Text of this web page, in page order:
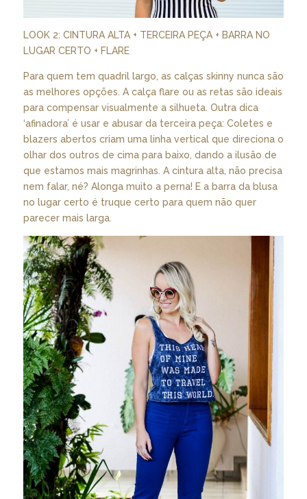
LOOK 2: CINTURA ALTA + TERCEIRA PEÇA + BARRA NO
LUGAR CERTO + FLARE
Para quem tem quadril largo, as calças skinny nunca são
as melhores opções. A calça flare ou as retas são ideais
para compensar visualmente a silhueta. Outra dica
‘afinadora’ é usar e abusar da terceira peça: Coletes e
blazers abertos criam uma linha vertical que direciona o
olhar dos outros de cima para baixo, dando a ilusão de
que estamos mais magrinhas. A cintura alta, não precisa
nem falar, né? Alonga muito a perna! E a barra da blusa
no lugar certo é truque certo para quem não quer
parecer mais larga.